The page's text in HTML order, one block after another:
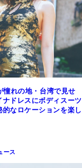
れの地・台湾で見せ
ドレスにボディスーツ
なロケーションを楽し
ース